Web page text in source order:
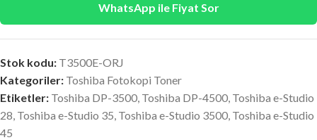
WhatsApp ile Fiyat Sor
Stok kodu: T3500E-ORJ
Kategoriler: Toshiba Fotokopi Toner
Etiketler: Toshiba DP-3500, Toshiba DP-4500, Toshiba e-Studio
28, Toshiba e-Studio 35, Toshiba e-Studio 3500, Toshiba e-Studio
45